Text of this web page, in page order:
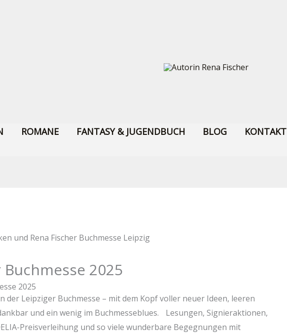
ROMANE FANTASY & JUGENDBUCH BLOG KONTAKT
2025
2025
der Leipziger Buchmesse – mit dem Kopf voller neuer Ideen, leeren
und ein wenig im Buchmesseblues. Lesungen, Signieraktionen,
Preisverleihung und so viele wunderbare Begegnungen mit